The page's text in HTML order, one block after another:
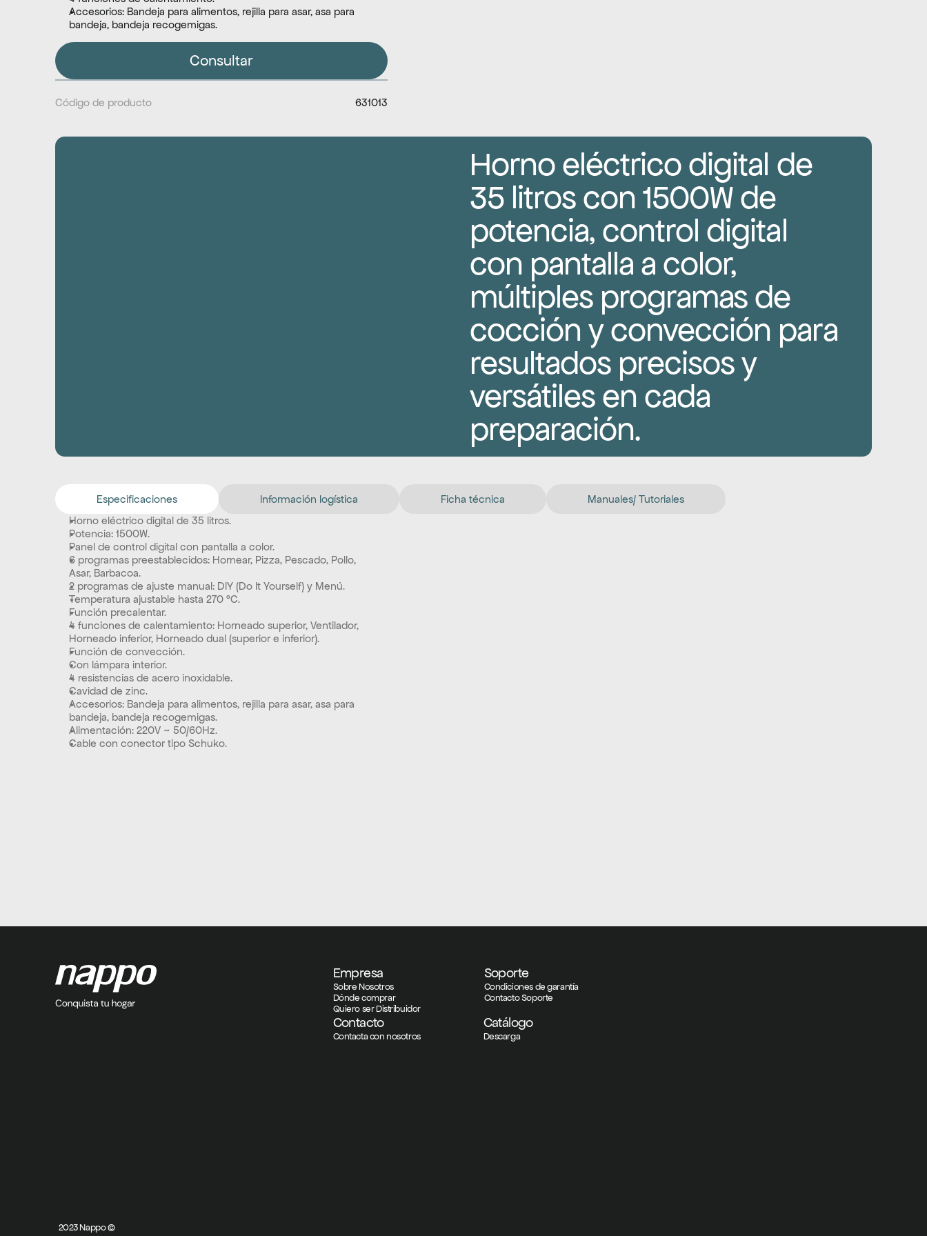
Accesorios: Bandeja para alimentos, rejilla para asar, asa para
bandeja, bandeja recogemigas.
Consultar
Código de producto 631013
Horno eléctrico digital de
35 litros con 1500W de
potencia, control digital
con pantalla a color,
múltiples programas de
cocción y convección para
resultados precisos y
versátiles en cada
preparación.
Especificaciones Información logística Ficha técnica
Manuales/ Tutoriales
Horno eléctrico digital de 35 litros.
Potencia: 1500W.
Panel de control digital con pantalla a color.
6 programas preestablecidos: Hornear, Pizza, Pescado, Pollo,
Asar, Barbacoa.
2 programas de ajuste manual: DIY (Do It Yourself) y Menú.
Temperatura ajustable hasta 270 °C.
Función precalentar.
4 funciones de calentamiento: Horneado superior, Ventilador,
Horneado inferior, Horneado dual (superior e inferior).
Función de convección.
Con lámpara interior.
4 resistencias de acero inoxidable.
Cavidad de zinc.
Accesorios: Bandeja para alimentos, rejilla para asar, asa para
bandeja, bandeja recogemigas.
Alimentación: 220V ~ 50/60Hz.
Cable con conector tipo Schuko.
Empresa
Sobre Nosotros
Dónde comprar
Quiero ser Distribuidor
Soporte
Condiciones de garantía
Contacto Soporte
Contacto
Contacta con nosotros
Catálogo
Descarga
2023 Nappo ©